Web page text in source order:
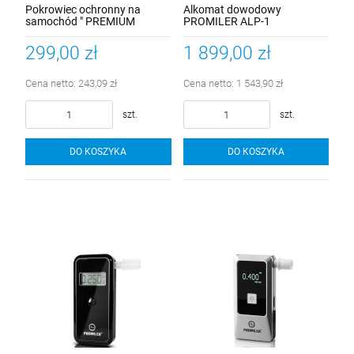
Pokrowiec ochronny na
samochód " PREMIUM
HATCHBACK XS " długość
355-380cm
299,00 zł
Cena netto: 243,09 zł
szt.
DO KOSZYKA
Alkomat dowodowy
PROMILER ALP-1
1 899,00 zł
Cena netto: 1 543,90 zł
szt.
DO KOSZYKA